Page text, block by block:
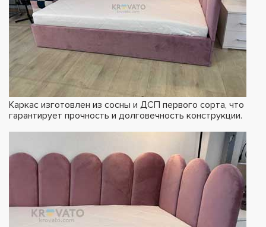
Каркас изготовлен из сосны и ДСП первого сорта, что
гарантирует прочность и долговечность конструкции.